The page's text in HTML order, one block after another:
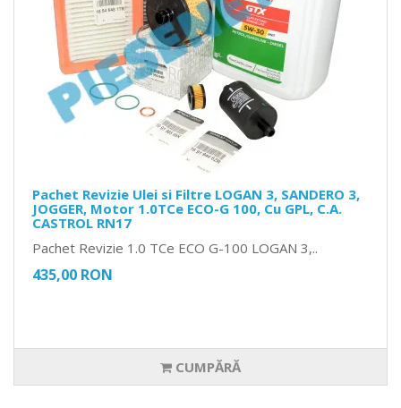
Pachet Revizie Ulei si Filtre LOGAN 3, SANDERO 3,
JOGGER, Motor 1.0TCe ECO-G 100, Cu GPL, C.A.
CASTROL RN17
Pachet Revizie 1.0 TCe ECO G-100 LOGAN 3,..
435,00 RON
CUMPĂRĂ